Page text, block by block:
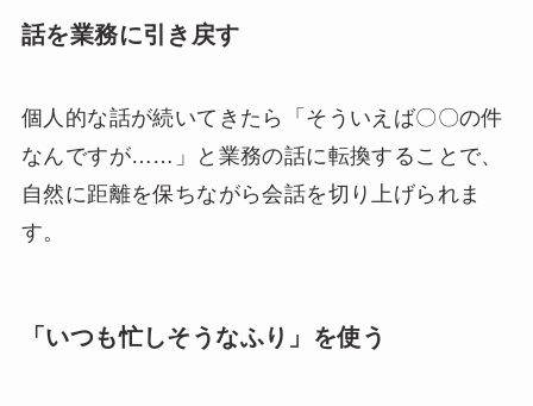
話を業務に引き戻す
個人的な話が続いてきたら「そういえば〇〇の件
なんですが……」と業務の話に転換することで、
自然に距離を保ちながら会話を切り上げられま
す。
「いつも忙しそうなふり」を使う